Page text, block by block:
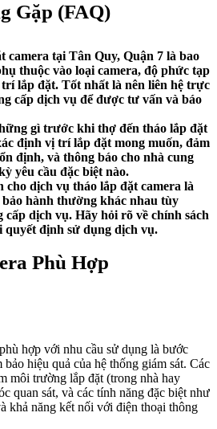
Gặp (FAQ)
camera tại Tân Quy, Quận 7 là bao
thuộc vào loại camera, độ phức tạp
lắp đặt. Tốt nhất là nên liên hệ trực
cấp dịch vụ để được tư vấn và báo
gì trước khi thợ đến tháo lắp đặt
định vị trí lắp đặt mong muốn, đảm
định, và thông báo cho nhà cung
yêu cầu đặc biệt nào.
cho dịch vụ tháo lắp đặt camera là
hành thường khác nhau tùy
cấp dịch vụ. Hãy hỏi rõ về chính sách
định sử dụng dịch vụ.
Phù Hợp
hợp với nhu cầu sử dụng là bước
hiệu quả của hệ thống giám sát. Các
môi trường lắp đặt (trong nhà hay
quan sát, và các tính năng đặc biệt như
khả năng kết nối với điện thoại thông